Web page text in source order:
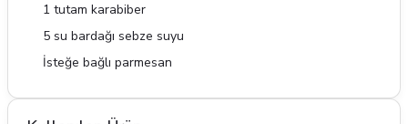
1 tutam karabiber
5 su bardağı sebze suyu
İsteğe bağlı parmesan